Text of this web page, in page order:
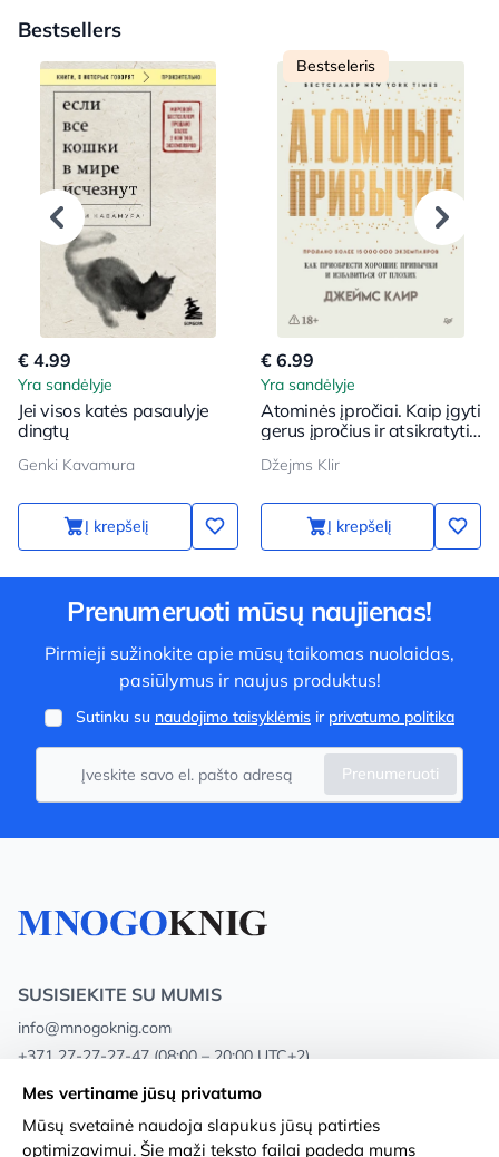
Bestsellers
€ 4.99
Yra sandėlyje
Jei visos katės pasaulyje
dingtų
Genki Kavamura
Į krepšelį
Bestseleris
€ 6.99
Yra sandėlyje
Atominės įpročiai. Kaip įgyti
gerus įpročius ir atsikratyti
Džejms Klir
Į krepšelį
Prenumeruoti mūsų naujienas!
Pirmieji sužinokite apie mūsų taikomas nuolaidas,
pasiūlymus ir naujus produktus!
Sutinku su naudojimo taisyklėmis ir privatumo politika
Prenumeruoti
SUSISIEKITE SU MUMIS
info@mnogoknig.com
+371 27-27-27-47 (08:00 – 20:00 UTC+2)
Rīga, Augusta Deglava 69d, LV-1082
Apie mus Privacy Policy
Mes vertiname jūsų privatumo
Mūsų svetainė naudoja slapukus jūsų patirties
optimizavimui. Šie maži teksto failai padeda mums